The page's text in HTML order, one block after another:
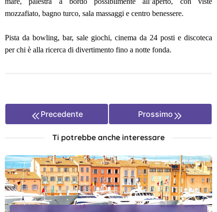
mozzafiato, bagno turco, sala massaggi e centro benessere.
Pista da bowling, bar, sale giochi, cinema da 24 posti e discoteca
per chi è alla ricerca di divertimento fino a notte fonda.
Precedente Prossimo
Ti potrebbe anche interessare